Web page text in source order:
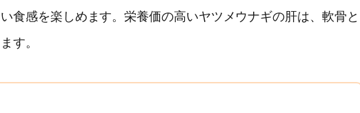
食感を楽しめます。栄養価の高いヤツメウナギの肝は、軟骨と
す。